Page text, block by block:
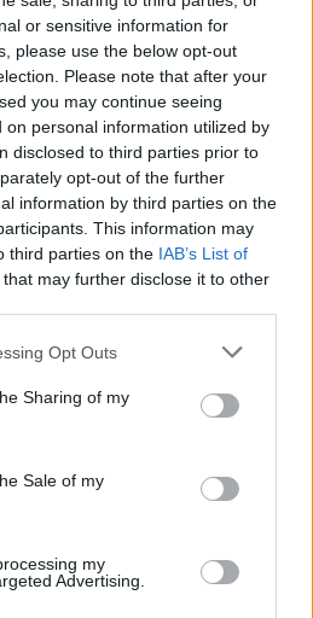
or sensitive information for
please use the below opt-out
Please note that after your
you may continue seeing
on personal information utilized by
disclosed to third parties prior to
opt-out of the further
information by third parties on the
This information may
third parties on the IAB’s List of
that may further disclose it to other
Opt Outs
Sharing of my
Sale of my
my
Advertising.
tra le righe del 7